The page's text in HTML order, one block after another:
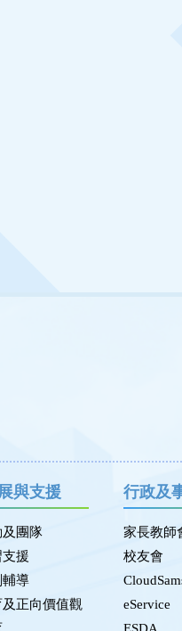
與支援
團隊
援
導
正向價值觀
行政及
家長教師
校友會
eService